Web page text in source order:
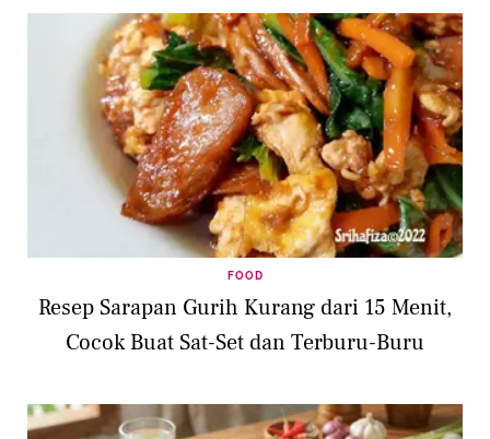
FOOD
Resep Sarapan Gurih Kurang dari 15 Menit,
Cocok Buat Sat-Set dan Terburu-Buru